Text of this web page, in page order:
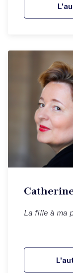
La fille à ma